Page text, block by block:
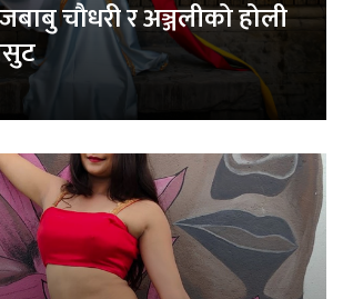
चौधरी र अञ्जलीको होली